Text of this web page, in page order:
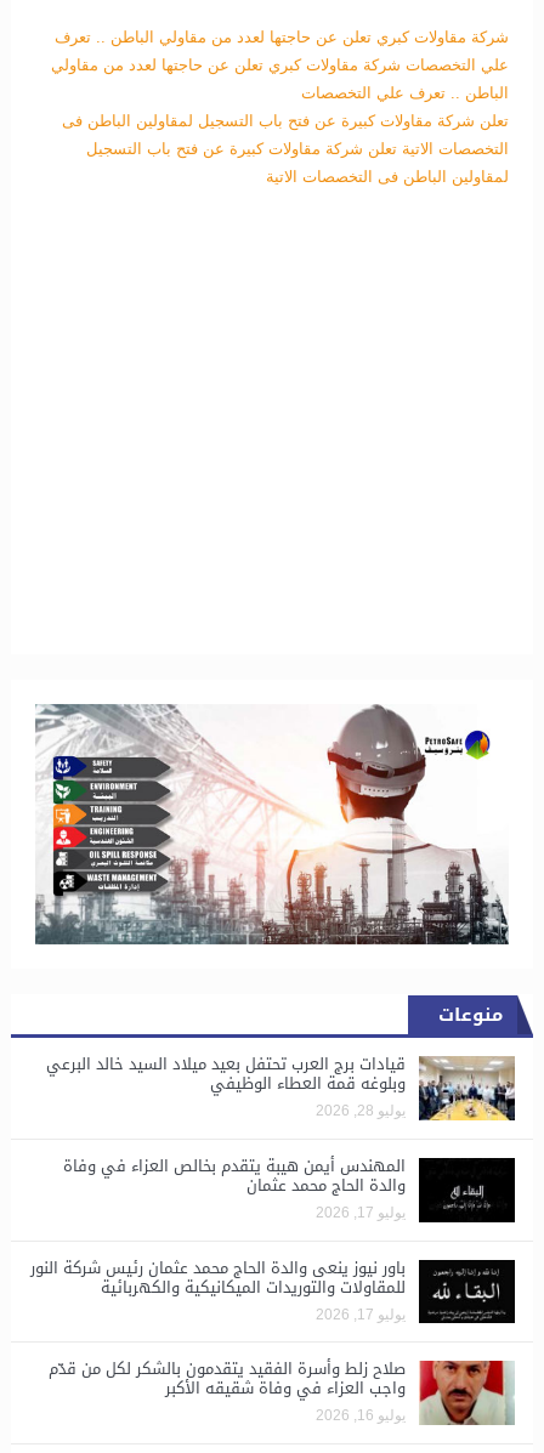
شركة مقاولات كبري تعلن عن حاجتها لعدد من مقاولي الباطن .. تعرف
علي التخصصات شركة مقاولات كبري تعلن عن حاجتها لعدد من مقاولي
الباطن .. تعرف علي التخصصات
تعلن شركة مقاولات كبيرة عن فتح باب التسجيل لمقاولين الباطن فى
التخصصات الاتية تعلن شركة مقاولات كبيرة عن فتح باب التسجيل
لمقاولين الباطن فى التخصصات الاتية
منوعات
قيادات برج العرب تحتفل بعيد ميلاد السيد خالد البرعي
وبلوغه قمة العطاء الوظيفي
يوليو 28, 2026
المهندس أيمن هيبة يتقدم بخالص العزاء في وفاة
والدة الحاج محمد عثمان
يوليو 17, 2026
باور نيوز ينعى والدة الحاج محمد عثمان رئيس شركة النور
للمقاولات والتوريدات الميكانيكية والكهربائية
يوليو 17, 2026
صلاح زلط وأسرة الفقيد يتقدمون بالشكر لكل من قدّم
واجب العزاء في وفاة شقيقه الأكبر
يوليو 16, 2026